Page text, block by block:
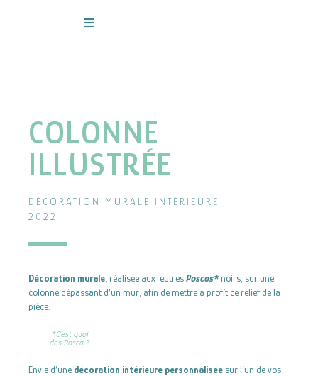
COLONNE
ILLUSTRÉE
DÉCORATION MURALE INTÉRIEURE
2022
Décoration murale, réalisée aux feutresPoscas*noirs, sur une
colonne dépassant d’un mur, afin de mettre à profit ce relief de la
pièce.
*C'est quoi
des Posca ?
Envie d’une décoration intérieure personnalisée sur l’un de vos